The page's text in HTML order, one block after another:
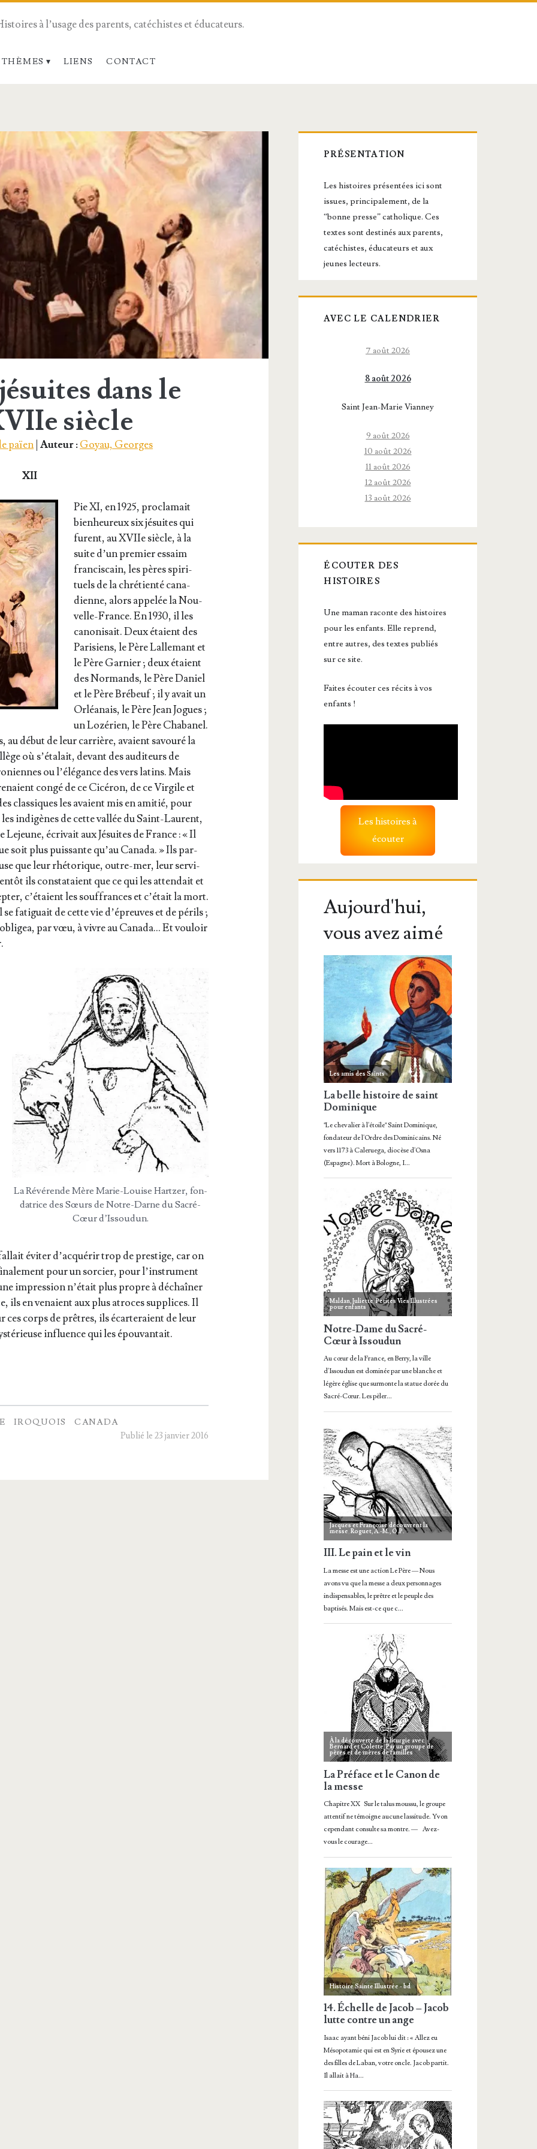
à l’usage des parents, catéchistes et éducateurs.
LIENS CONTACT
dans le
siècle
païen |Auteur :Goyau, Georges
XII
Pie XI, en 1925, pro­cla­mait
bien­heu­reux six jésuites qui
furent, au XVIIe siècle, à la
suite d’un pre­mier essaim
fran­cis­cain, les pères spi­ri­
tuels de la chré­tien­té cana­
dienne, alors appe­lée la Nou­
velle-France. En 1930, il les
cano­ni­sait. Deux étaient des
Pari­siens, le Père Lal­le­mant et
le Père Gar­nier ; deux étaient
des Nor­mands, le Père Daniel
et le Père Bré­beuf ; il y avait un
Orléa­nais, le Père Jean Jogues ;
un Lozé­rien, le Père Cha­ba­nel.
au début de leur car­rière, avaient savou­ré la
où s’é­ta­lait, devant des audi­teurs de
ou l’é­lé­gance des vers latins. Mais
congé de ce Cicé­ron, de ce Vir­gile et
clas­siques les avaient mis en ami­tié, pour
les indi­gènes de cette val­lée du Saint-Laurent,
écri­vait aux Jésuites de France : « Il
soit plus puis­sante qu’au Cana­da. » Ils par­
que leur rhé­to­rique, outre-mer, leur ser­vi­
ils consta­taient que ce qui les atten­dait et
c’é­taient les souf­frances et c’é­tait la mort.
fati­guait de cette vie d’é­preuves et de périls ;
par vœu, à vivre au Cana­da… Et vou­loir
La Révé­rende Mère Marie-Louise Hart­zer, fon­
da­trice des Sœurs de Notre-Darne du Sacré-
Cœur d’Issoudun.
évi­ter d’ac­qué­rir trop de pres­tige, car on
pour un sor­cier, pour l’ins­tru­ment
impres­sion n’é­tait plus propre à déchaî­ner
ils en venaient aux plus atroces sup­plices. Il
ces corps de prêtres, ils écar­te­raient de leur
influence qui les épouvantait.
IROQUOIS
CANADA
Publié le 23 janvier 2016
Barre
latérale
principale
PRÉSENTATION
Les histoires présentées ici sont
issues, principalement, de la
“bonne presse” catholique. Ces
textes sont destinés aux parents,
catéchistes, éducateurs et aux
jeunes lecteurs.
AVEC LE CALENDRIER
7 août 2026
8 août 2026
Saint Jean-Marie Vianney
9 août 2026
10 août 2026
11 août 2026
12 août 2026
13 août 2026
ÉCOUTER DES
HISTOIRES
Une maman raconte des histoires
pour les enfants. Elle reprend,
entre autres, des textes publiés
sur ce site.
Faites écouter ces récits à vos
enfants !
Les histoires à
écouter
Aujourd'hui,
vous avez aimé